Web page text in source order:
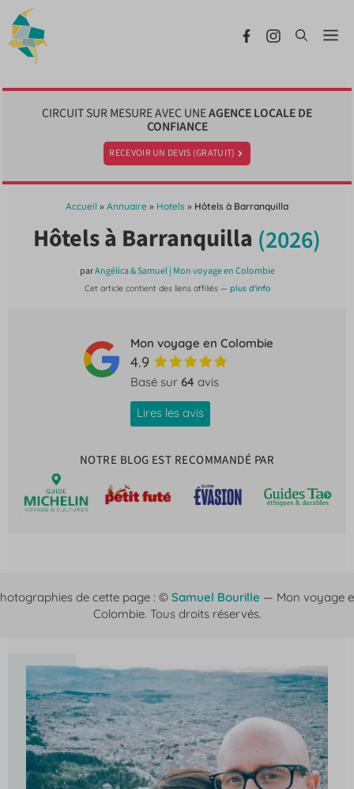
au
contenu
CIRCUIT SUR MESURE AVEC UNEAGENCE LOCALE DE
CONFIANCE
RECEVOIR UN DEVIS (GRATUIT)
Accueil » Annuaire » Hotels » Hôtels à Barranquilla
Hôtels à Barranquilla (2026)
parAngélica & Samuel | Mon voyage en Colombie
Cet article contient des liens affiliés — plus d'info
Mon voyage en Colombie
4.9
Basé sur 64 avis
Lires les avis
NOTRE BLOG EST RECOMMANDÉ PAR
de cette page : © Samuel Bourille — Mon voyage
Colombie. Tous droits réservés.